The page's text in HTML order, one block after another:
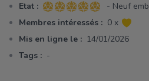
Etat : 5 sur 5 étoiles
- Neuf
Membres intéressés : 0 x
Mis en ligne le : 14/01/2026
Tags : -